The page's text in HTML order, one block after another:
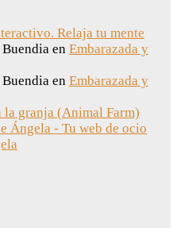
Relaja tu mente
en Embarazada y
en Embarazada y
la granja (Animal Farm)
Ángela - Tu web de ocio